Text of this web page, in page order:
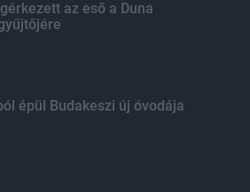
az eső a Duna
épül Budakeszi új óvodája